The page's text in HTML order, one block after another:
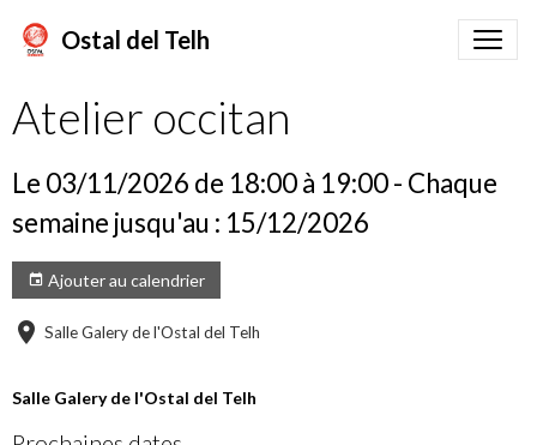
Ostal del Telh
Atelier occitan
Le 03/11/2026 de 18:00à 19:00- Chaque
semaine jusqu'au : 15/12/2026
Ajouter au calendrier
Salle Galery de l'Ostal del Telh
Salle Galery de l'Ostal del Telh